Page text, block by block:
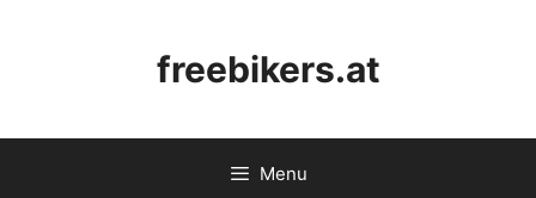
freebikers.at
Menu